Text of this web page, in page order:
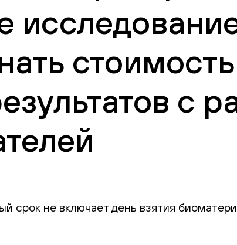
с
срок не включает день взятия